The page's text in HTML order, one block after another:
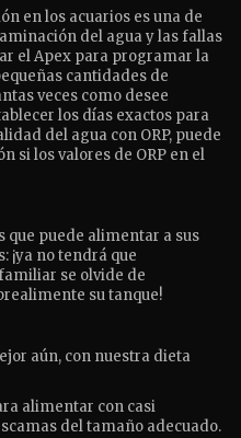
en los acuarios es una de
del agua y las fallas
el Apex para programar la
cantidades de
veces como desee
los días exactos para
del agua con ORP, puede
si los valores de ORP en el
que puede alimentar a sus
¡ya no tendrá que
se olvide de
su tanque!
aún, con nuestra dieta
alimentar con casi
del tamaño adecuado.